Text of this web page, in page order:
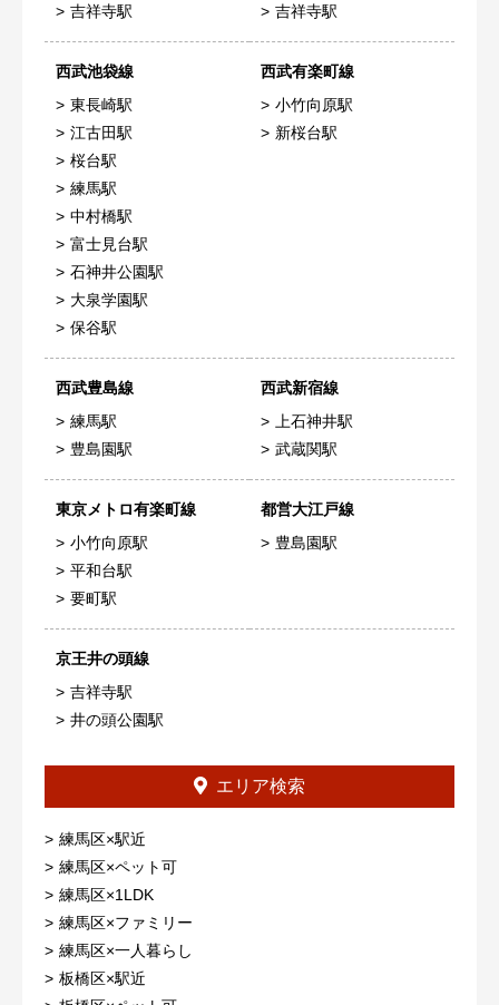
吉祥寺駅
吉祥寺駅
西武池袋線
東長崎駅
江古田駅
桜台駅
練馬駅
中村橋駅
富士見台駅
石神井公園駅
大泉学園駅
保谷駅
西武有楽町線
小竹向原駅
新桜台駅
西武豊島線
練馬駅
豊島園駅
西武新宿線
上石神井駅
武蔵関駅
東京メトロ有楽町線
小竹向原駅
平和台駅
要町駅
都営大江戸線
豊島園駅
京王井の頭線
吉祥寺駅
井の頭公園駅
エリア検索
練馬区×駅近
練馬区×ペット可
練馬区×1LDK
練馬区×ファミリー
練馬区×一人暮らし
板橋区×駅近